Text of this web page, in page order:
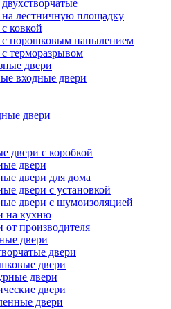
лестничную площадку
ковкой
с порошковым напылением
терморазрывом
двери
входные двери
двери
двери с коробкой
двери
двери для дома
двери с установкой
двери с шумоизоляцией
на кухню
от производителя
двери
двери
двери
двери
двери
двери